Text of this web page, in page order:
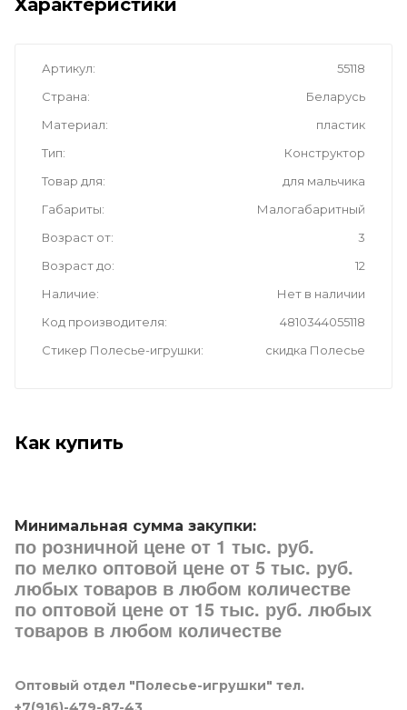
Артикул
55118
Страна
Беларусь
Материал
пластик
Тип
Конструктор
Товар для
для мальчика
Габариты
Малогабаритный
Возраст от
3
Возраст до
12
Наличие
Нет в наличии
Код производителя
4810344055118
Стикер Полесье-игрушки
скидка Полесье
Как купить
Минимальная сумма закупки:
по розничной цене от 1 тыс. руб.
по мелко оптовой цене от 5 тыс. руб.
любых товаров в любом количестве
по оптовой цене от 15 тыс. руб. любых
товаров в любом количестве
Оптовый отдел "Полесье-игрушки" тел.